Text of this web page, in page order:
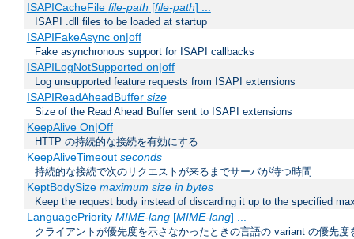
ISAPICacheFile file-path [file-path] ...
ISAPI .dll files to be loaded at startup
ISAPIFakeAsync on|off
Fake asynchronous support for ISAPI callbacks
ISAPILogNotSupported on|off
Log unsupported feature requests from ISAPI extensions
ISAPIReadAheadBuffer size
Size of the Read Ahead Buffer sent to ISAPI extensions
KeepAlive On|Off
HTTP の持続的な接続を有効にする
KeepAliveTimeout seconds
持続的な接続で次のリクエストが来るまでサーバが待つ時間
KeptBodySize maximum size in bytes
Keep the request body instead of discarding it up to the specified
LanguagePriority MIME-lang[MIME-lang] ...
クライアントが優先度を示さなかったときの言語の variant の優先度